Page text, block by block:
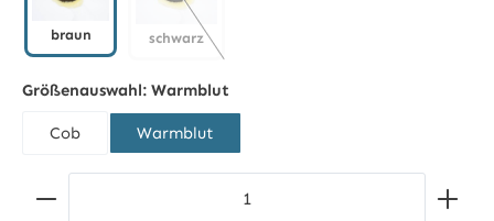
braun schwarz
Größenauswahl: Warmblut
Cob Warmblut
Produkt Anzahl: Gib den gewünschten Wert ein